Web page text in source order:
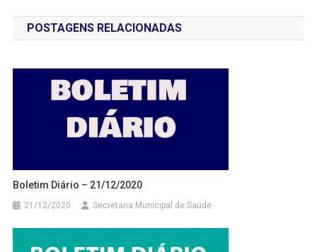
de
Post
POSTAGENS RELACIONADAS
Boletim Diário – 21/12/2020
21/12/2020 Secretaria Municipal de Saúde